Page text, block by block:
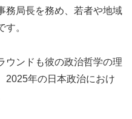
務局長を務め、若者や地域
。
ウンドも彼の政治哲学の理
2025年の日本政治におけ